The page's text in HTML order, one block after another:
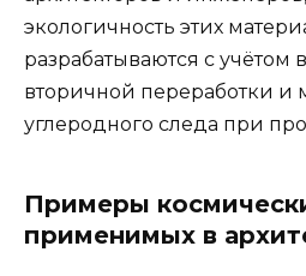
экологичность этих
разрабатываются с учётом
вторичной переработки и
углеродного следа при
Примеры
применимых в